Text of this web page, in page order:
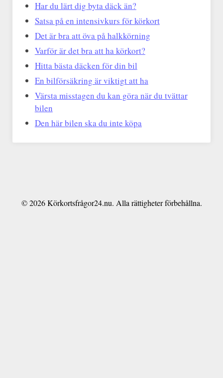
Har du lärt dig byta däck än?
Satsa på en intensivkurs för körkort
Det är bra att öva på halkkörning
Varför är det bra att ha körkort?
Hitta bästa däcken för din bil
En bilförsäkring är viktigt att ha
Värsta misstagen du kan göra när du tvättar
bilen
Den här bilen ska du inte köpa
© 2026 Körkortsfrågor24.nu. Alla rättigheter förbehållna.